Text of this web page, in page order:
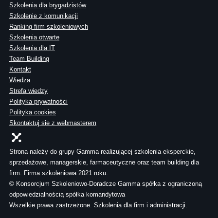
Szkolenia dla brygadzistów
Szkolenie z komunikacji
Ranking firm szkoleniowych
Szkolenia otwarte
Szkolenia dla IT
Team Building
Kontakt
Wiedza
Strefa wiedzy
Polityka prywatności
Polityka cookies
Skontaktuj sie z webmasterem
Strona należy do grupy Gamma realizującej szkolenia eksperckie,
sprzedażowe, managerskie, farmaceutyczne oraz team building dla
firm. Firma szkoleniowa 2021 roku.
© Konsorcjum Szkoleniowo-Doradcze Gamma spółka z ograniczoną
odpowiedzialnością spółka komandytowa
Wszelkie prawa zastrzeżone. Szkolenia dla firm i administracji.